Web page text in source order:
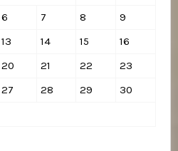
6 7 8
9
13 14 15
16
20 21 22
23
27 28 29
30